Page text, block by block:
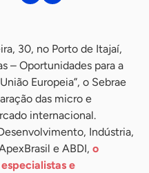
30, no Porto de Itajaí,
– Oportunidades para a
Europeia”, o Sebrae
das micro e
internacional.
Indústria,
e ABDI, o
e